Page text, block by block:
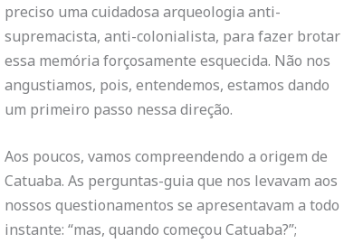
preciso uma cuidadosa arqueologia anti-
supremacista, anti-colonialista, para fazer brotar
essa memória forçosamente esquecida. Não nos
angustiamos, pois, entendemos, estamos dando
um primeiro passo nessa direção.
Aos poucos, vamos compreendendo a origem de
Catuaba. As perguntas-guia que nos levavam aos
nossos questionamentos se apresentavam a todo
instante: “mas, quando começou Catuaba?”;